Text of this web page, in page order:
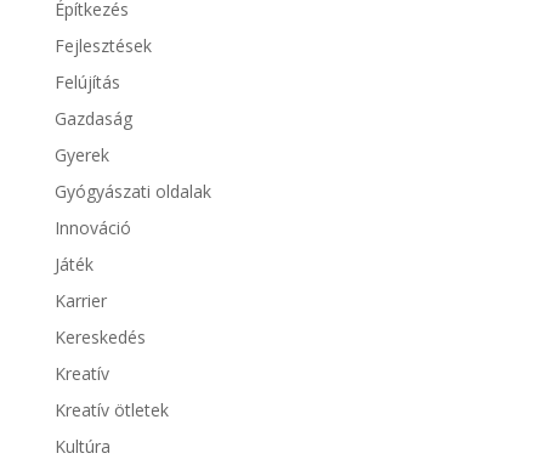
Építkezés
Fejlesztések
Felújítás
Gazdaság
Gyerek
Gyógyászati oldalak
Innováció
Játék
Karrier
Kereskedés
Kreatív
Kreatív ötletek
Kultúra